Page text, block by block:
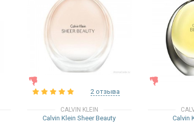
2 отзыва
CALVIN KLEIN
Calvin Klein Sheer Beauty Calvin